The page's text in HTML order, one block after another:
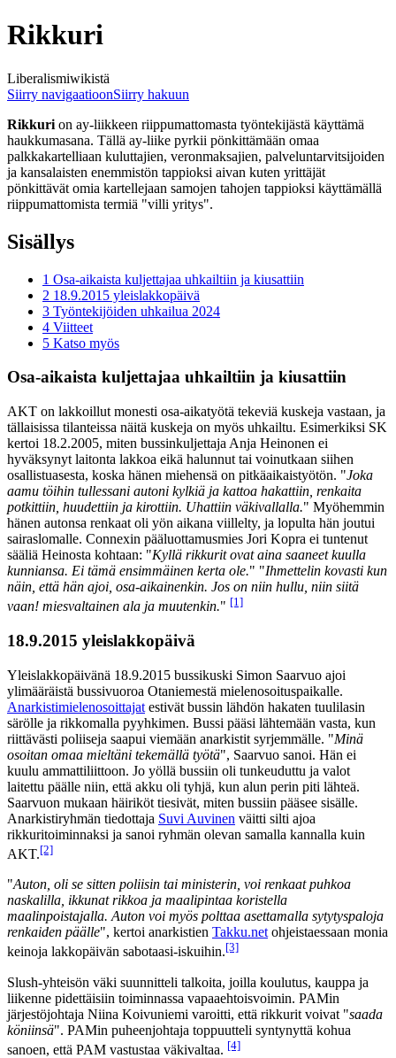
Rikkuri
Liberalismiwikistä
Siirry navigaatioonSiirry hakuun
Rikkuri on ay-liikkeen riippumattomasta työntekijästä käyttämä
haukkumasana. Tällä ay-liike pyrkii pönkittämään omaa
palkkakartelliaan kuluttajien, veronmaksajien, palveluntarvitsijoiden
ja kansalaisten enemmistön tappioksi aivan kuten yrittäjät
pönkittävät omia kartellejaan samojen tahojen tappioksi käyttämällä
riippumattomista termiä "villi yritys".
Sisällys
1 Osa-aikaista kuljettajaa uhkailtiin ja kiusattiin
2 18.9.2015 yleislakkopäivä
3 Työntekijöiden uhkailua 2024
4 Viitteet
5 Katso myös
Osa-aikaista kuljettajaa uhkailtiin ja kiusattiin
AKT on lakkoillut monesti osa-aikatyötä tekeviä kuskeja vastaan, ja
tällaisissa tilanteissa näitä kuskeja on myös uhkailtu. Esimerkiksi SK
kertoi 18.2.2005, miten bussinkuljettaja Anja Heinonen ei
hyväksynyt laitonta lakkoa eikä halunnut tai voinutkaan siihen
osallistuasesta, koska hänen miehensä on pitkäaikaistyötön. "Joka
aamu töihin tullessani autoni kylkiä ja kattoa hakattiin, renkaita
potkittiin, huudettiin ja kirottiin. Uhattiin väkivallalla." Myöhemmin
hänen autonsa renkaat oli yön aikana viillelty, ja lopulta hän joutui
sairaslomalle. Connexin pääluottamusmies Jori Kopra ei tuntenut
sääliä Heinosta kohtaan: "Kyllä rikkurit ovat aina saaneet kuulla
kunniansa. Ei tämä ensimmäinen kerta ole." "Ihmettelin kovasti kun
näin, että hän ajoi, osa-aikainenkin. Jos on niin hullu, niin siitä
vaan! miesvaltainen ala ja muutenkin." [1]
18.9.2015 yleislakkopäivä
Yleislakkopäivänä 18.9.2015 bussikuski Simon Saarvuo ajoi
ylimääräistä bussivuoroa Otaniemestä mielenosoituspaikalle.
Anarkistimielenosoittajat estivät bussin lähdön hakaten tuulilasin
särölle ja rikkomalla pyyhkimen. Bussi pääsi lähtemään vasta, kun
riittävästi poliiseja saapui viemään anarkistit syrjemmälle. "Minä
osoitan omaa mieltäni tekemällä työtä", Saarvuo sanoi. Hän ei
kuulu ammattiliittoon. Jo yöllä bussiin oli tunkeuduttu ja valot
laitettu päälle niin, että akku oli tyhjä, kun alun perin piti lähteä.
Saarvuon mukaan häiriköt tiesivät, miten bussiin pääsee sisälle.
Anarkistiryhmän tiedottaja Suvi Auvinen väitti silti ajoa
rikkuritoiminnaksi ja sanoi ryhmän olevan samalla kannalla kuin
AKT.[2]
"Auton, oli se sitten poliisin tai ministerin, voi renkaat puhkoa
naskalilla, ikkunat rikkoa ja maalipintaa koristella
maalinpoistajalla. Auton voi myös polttaa asettamalla sytytyspaloja
renkaiden päälle", kertoi anarkistien Takku.net ohjeistaessaan monia
keinoja lakkopäivän sabotaasi-iskuihin.[3]
Slush-yhteisön väki suunnitteli talkoita, joilla koulutus, kauppa ja
liikenne pidettäisiin toiminnassa vapaaehtoisvoimin. PAMin
järjestöjohtaja Niina Koivuniemi varoitti, että rikkurit voivat "saada
köniinsä". PAMin puheenjohtaja toppuutteli syntynyttä kohua
sanoen, että PAM vastustaa väkivaltaa. [4]